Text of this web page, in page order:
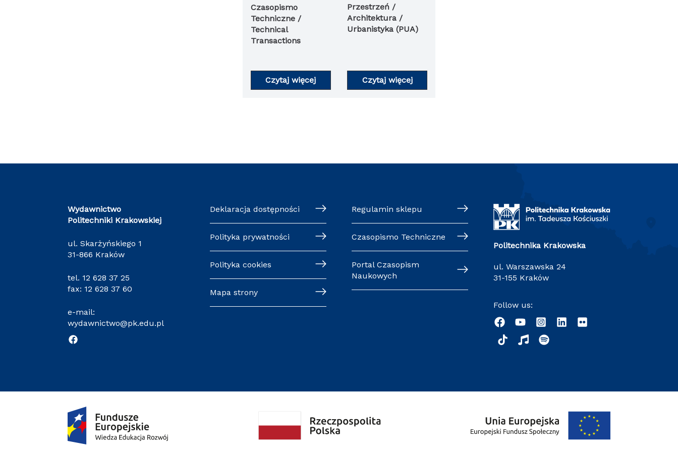
Czasopismo
Techniczne /
Technical
Transactions
Czytaj więcej
Przestrzeń /
Architektura /
Urbanistyka (PUA)
Czytaj więcej
Wydawnictwo
Politechniki Krakowskiej
ul. Skarżyńskiego 1
31-866 Kraków
tel. 12 628 37 25
fax: 12 628 37 60
e-mail:
wydawnictwo@pk.edu.pl
Deklaracja dostępności
Polityka prywatności
Polityka cookies
Mapa strony
Regulamin sklepu
Czasopismo Techniczne
Portal Czasopism
Naukowych
Politechnika Krakowska
ul. Warszawska 24
31-155 Kraków
Follow us: